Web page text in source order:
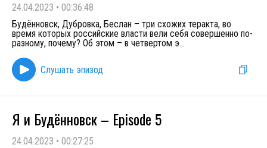
24.04.2023 • 00:36:48
Будённовск, Дубровка, Беслан – три схожих теракта, во
время которых российские власти вели себя совершенно по-
разному, почему? Об этом – в четвертом э...
Слушать эпизод
Я и Будённовск – Episode 5
24.04.2023 • 00:27:25